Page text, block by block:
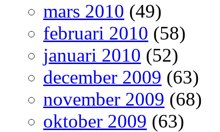
mars 2010 (49)
februari 2010 (58)
januari 2010 (52)
december 2009 (63)
november 2009 (68)
oktober 2009 (63)